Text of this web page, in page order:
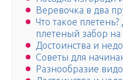
Веревочка в два
Что такое
плетеный забор
Достоинства и
Советы для
Разнообразие